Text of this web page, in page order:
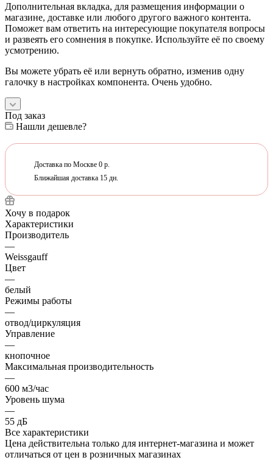
Дополнительная вкладка, для размещения информации о
магазине, доставке или любого другого важного контента.
Поможет вам ответить на интересующие покупателя вопросы
и развеять его сомнения в покупке. Используйте её по своему
усмотрению.
Вы можете убрать её или вернуть обратно, изменив одну
галочку в настройках компонента. Очень удобно.
Под заказ
Нашли дешевле?
Доставка по Москве 0 р.
Ближайшая доставка 15 дн.
Хочу в подарок
Характеристики
Производитель
—
Weissgauff
Цвет
—
белый
Режимы работы
—
отвод/циркуляция
Управление
—
кнопочное
Максимальная производительность
—
600 м3/час
Уровень шума
—
55 дБ
Все характеристики
Цена действительна только для интернет-магазина и может
отличаться от цен в розничных магазинах